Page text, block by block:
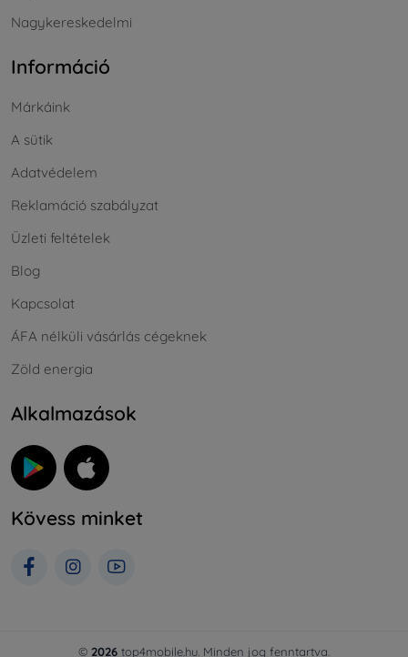
Nagykereskedelmi
Információ
Márkáink
A sütik
Adatvédelem
Reklamáció szabályzat
Üzleti feltételek
Blog
Kapcsolat
ÁFA nélküli vásárlás cégeknek
Zöld energia
Alkalmazások
Kövess minket
© 2026 top4mobile.hu. Minden jog fenntartva.